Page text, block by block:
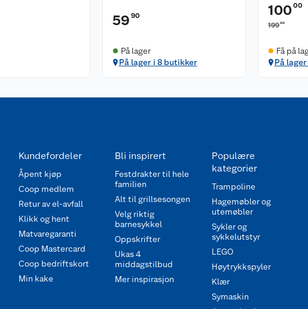
59 90
På lager
På lager i 8 butikker
10000
19900
Få på
På
Kundefordeler
Åpent kjøp
Coop medlem
Retur av el-avfall
Klikk og hent
Matvaregaranti
Coop Mastercard
Coop bedriftskort
Min kake
Bli inspirert
Festdrakter til hele
familien
Alt til grillsesongen
Velg riktig
barnesykkel
Oppskrifter
Ukas 4
middagstilbud
Mer inspirasjon
Populære
kategorier
Trampoline
Hagemøbler og
utemøbler
Sykler og
sykkelutstyr
LEGO
Høytrykkspyler
Klær
Symaskin